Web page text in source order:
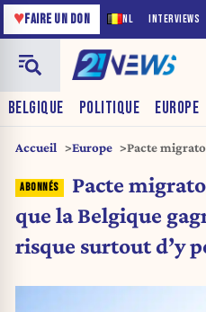
NL INTERVIEWS
♥FAIRE UN DON
BELGIQUE POLITIQUE EUROPE
Accueil Europe
Pacte
Pacte
que la Belgique
risque surtout d’y